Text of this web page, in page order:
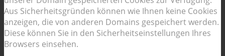
Aus Sicherheitsgründen können wie Ihnen keine Cookies
anzeigen, die von anderen Domains gespeichert werden.
Diese können Sie in den Sicherheitseinstellungen Ihres
Browsers einsehen.